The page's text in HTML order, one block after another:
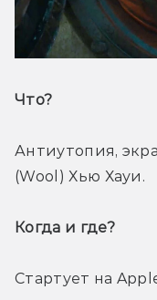
Что?
Антиутопия,
(Wool) Хью Хауи.
Когда и где?
Стартует на